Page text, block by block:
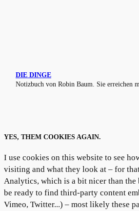
DIE DINGE
Notizbuch von Robin Baum. Sie erreichen
YES, THEM COOKIES AGAIN.
I use cookies on this website to see
visiting and what they look at – for
Analytics, which is a bit nicer than the
be ready to find third-party content
Vimeo, Twitter...) – most likely these